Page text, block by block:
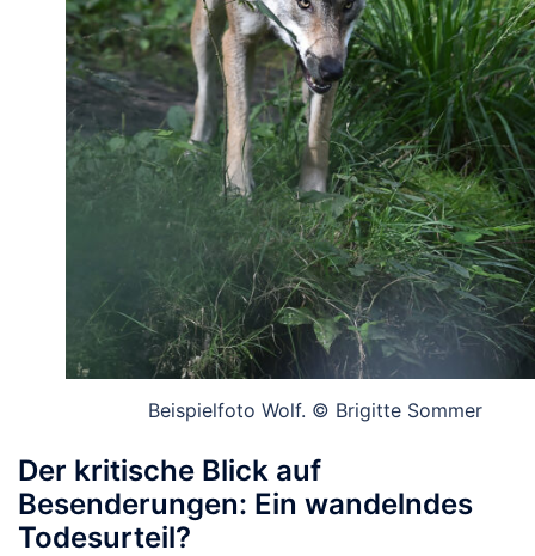
Beispielfoto Wolf. © Brigitte Sommer
Der kritische Blick auf
Besenderungen: Ein wandelndes
Todesurteil?